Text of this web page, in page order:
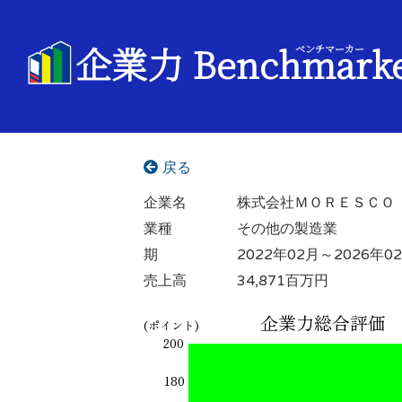
ベンチマーカー
企業力
戻る
企業名
株式会社ＭＯＲＥＳＣＯ
業種
その他の製造業
期
2022年02月～2026年02
売上高
34,871百万円